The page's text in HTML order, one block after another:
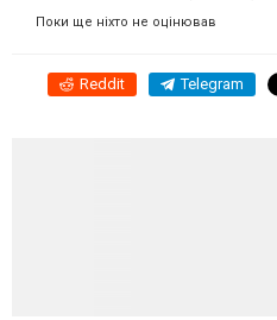
Поки ще ніхто не оцінював
Reddit Telegram